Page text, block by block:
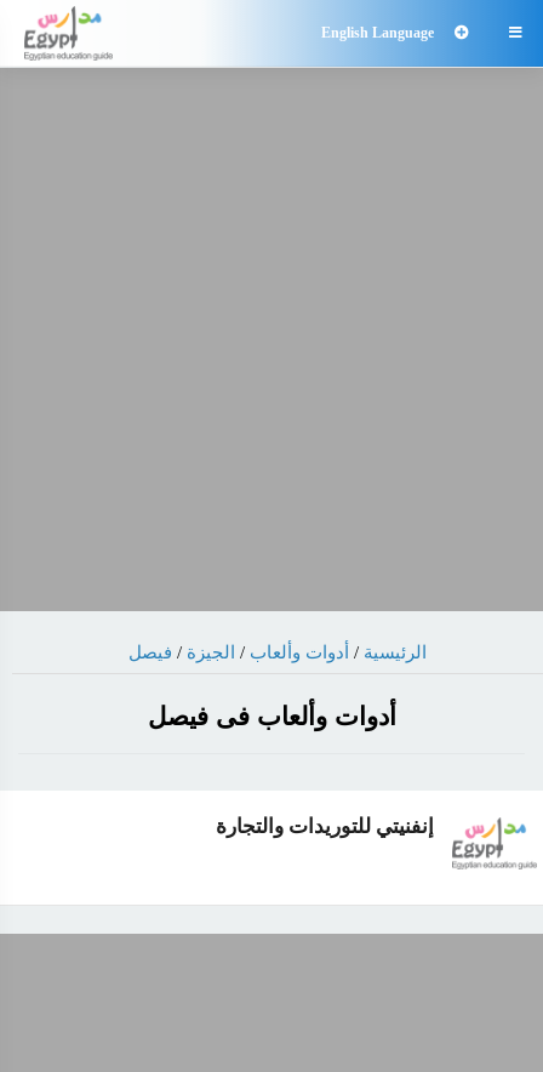

English Language
الرئيسية / أدوات وألعاب / الجيزة / فيصل
أدوات وألعاب فى فيصل
إنفنيتي للتوريدات والتجارة